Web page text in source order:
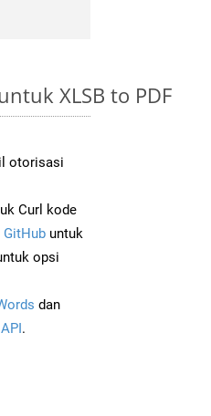
XLSB to PDF
otorisasi
Curl kode
untuk
opsi
dan
.